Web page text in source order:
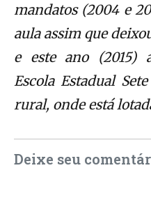
mandatos (2004 e
aula assim que
e este ano (2015)
Escola Estadual
rural, onde está
Deixe seu